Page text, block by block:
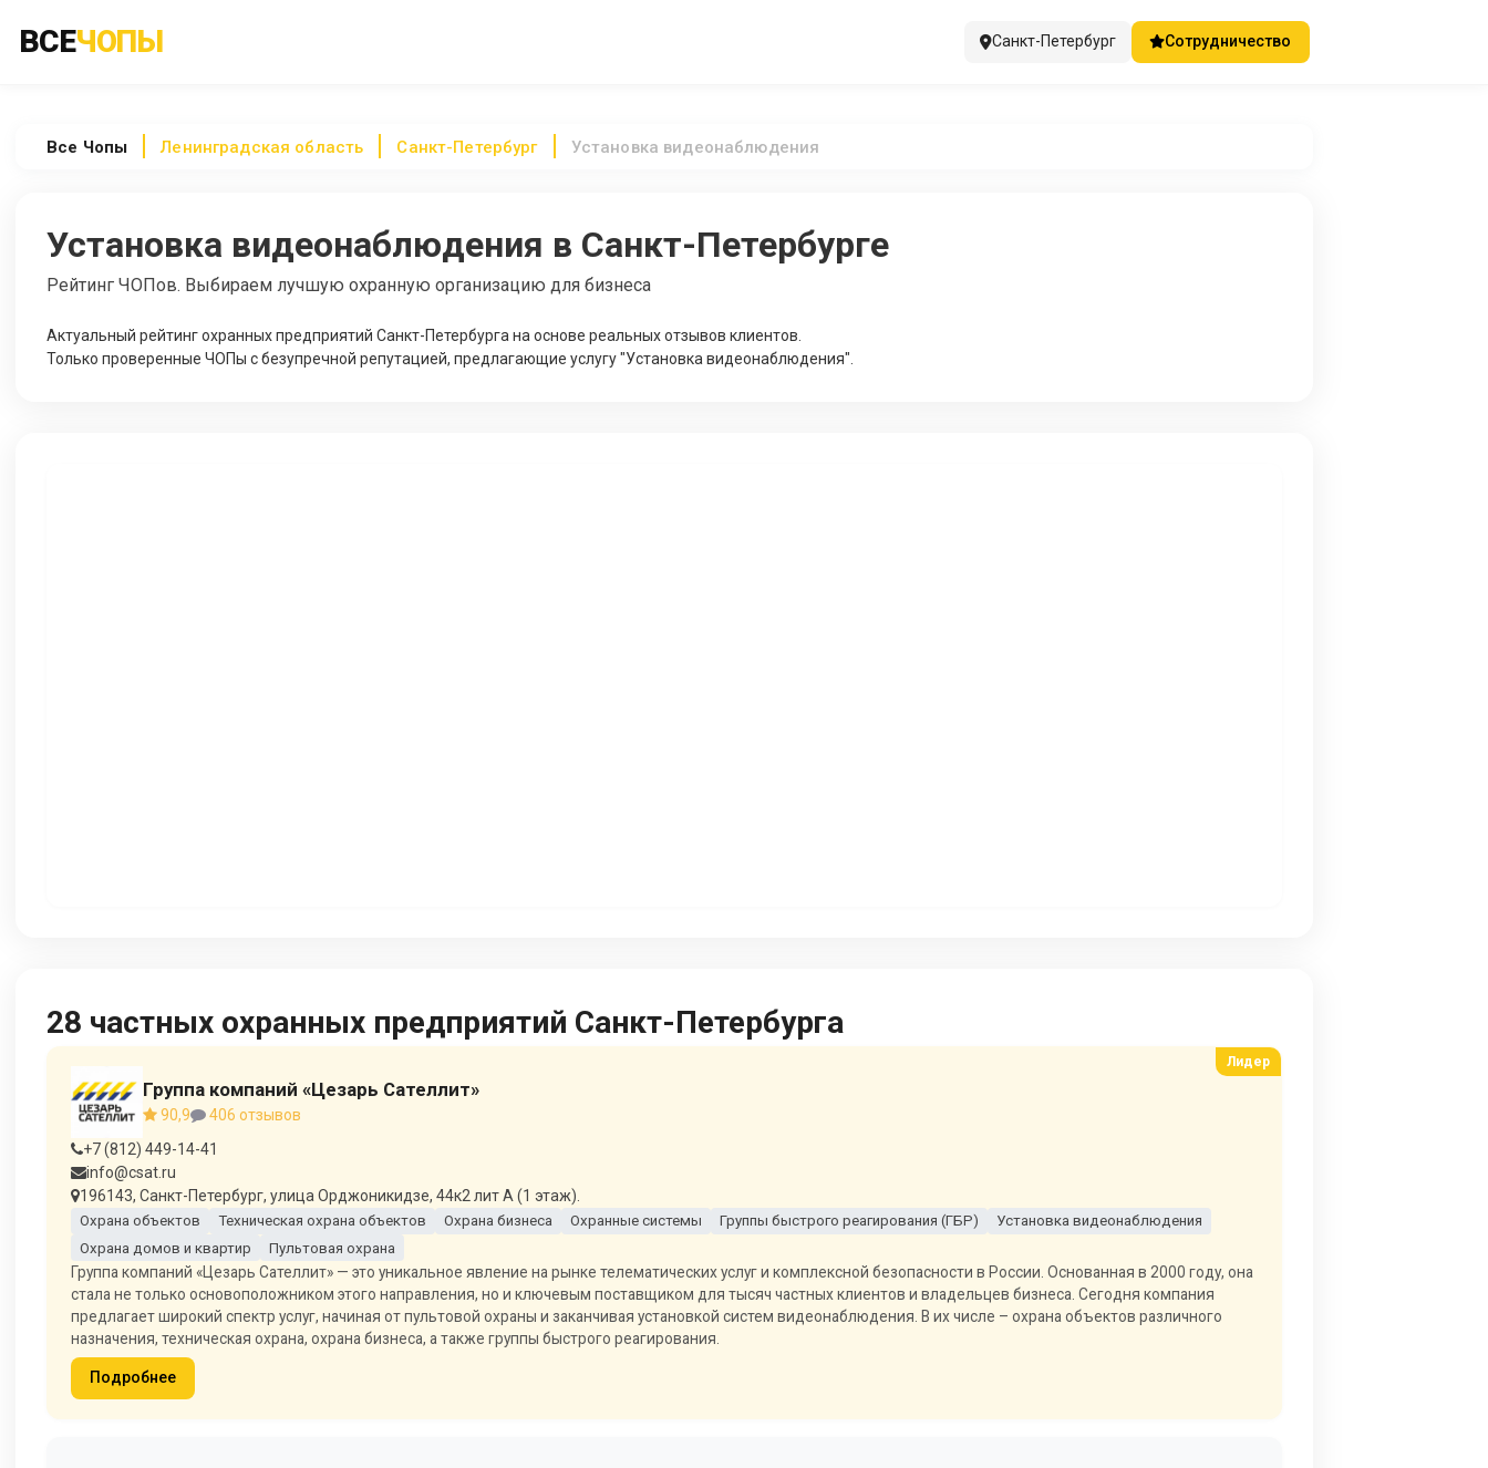
ВСЕЧОПЫ Санкт-Петербург Сотрудничество
Все Чопы Ленинградская область Санкт-Петербург Установка видеонаблюдения
Установка видеонаблюдения в Санкт-Петербурге
Рейтинг ЧОПов. Выбираем лучшую охранную организацию для бизнеса
Актуальный рейтинг охранных предприятий Санкт-Петербурга на основе реальных отзывов клиентов.
Только проверенные ЧОПы с безупречной репутацией, предлагающие услугу "Установка видеонаблюдения".
28 частных охранных предприятий Санкт-Петербурга
Группа компаний «Цезарь Сателлит»
90,9
406 отзывов
+7 (812) 449-14-41
info@csat.ru
196143, Санкт-Петербург, улица Орджоникидзе, 44к2 лит А (1 этаж).
Охрана объектов Техническая охрана объектов Охрана бизнеса Охранные системы Группы быстрого реагирования (ГБР)
Установка видеонаблюдения
Охрана домов и квартир
Пультовая охрана
Группа компаний «Цезарь Сателлит» — это уникальное явление на рынке телематических услуг и комплексной безопасности в России. Основанная в 2000 году, она
стала не только основоположником этого направления, но и ключевым поставщиком для тысяч частных клиентов и владельцев бизнеса. Сегодня компания
предлагает широкий спектр услуг, начиная от пультовой охраны и заканчивая установкой систем видеонаблюдения. В их числе – охрана объектов различного
назначения, техническая охрана, охрана бизнеса, а также группы быстрого реагирования.
Подробнее